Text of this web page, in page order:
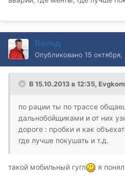
Вольд
Опубликовано 15 октября,
В 15.10.2013 в 12:35,
по рации ты по трассе
дальнобойщиками и от них
дороге : пробки и как
где лучше покушать и т.д.
такой мобильный гугл я понял